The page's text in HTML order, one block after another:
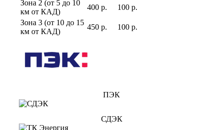
Зона 2 (от 5 до 10
км от КАД)
400 р.
100 р.
Зона 3 (от 10 до 15
км от КАД)
450 р. 100 р.
ПЭК
СДЭК